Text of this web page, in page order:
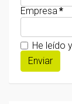
Empresa*
He leído
Enviar